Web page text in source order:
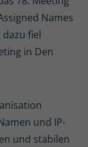
Names
fiel
in Den
und IP-
und stabilen
von